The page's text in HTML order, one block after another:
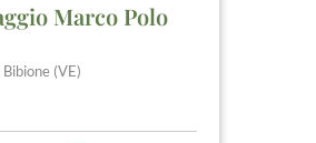
Marco Polo
(VE)